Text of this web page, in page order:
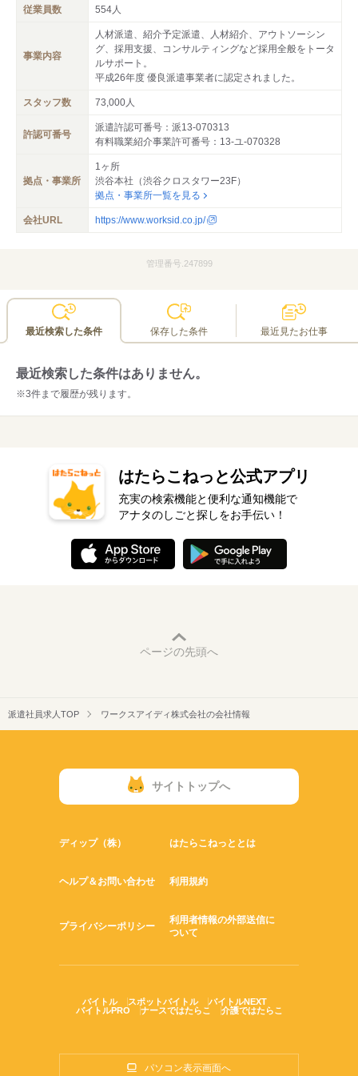
従業員数 554人
事業内容
人材派遣、紹介予定派遣、人材紹介、アウトソーシン
グ、採用支援、コンサルティングなど採用全般をトータ
ルサポート。
平成26年度 優良派遣事業者に認定されました。
スタッフ数 73,000人
許認可番号
派遣許認可番号：派13-070313
有料職業紹介事業許可番号：13-ユ-070328
拠点・事業所
1ヶ所
渋谷本社（渋谷クロスタワー23F）
拠点・事業所一覧を見る
会社URL https://www.worksid.co.jp/
管理番号.247899
最近検索した条件 保存した条件 最近見たお仕事
最近検索した条件はありません。
※3件まで履歴が残ります。
はたらこねっと公式アプリ
充実の検索機能と便利な通知機能で
アナタのしごと探しをお手伝い！
ページの先頭へ
派遣社員求人TOP ワークスアイディ株式会社の会社情報
サイトトップへ
ディップ（株） はたらこねっととは
ヘルプ＆お問い合わせ 利用規約
プライバシーポリシー
利用者情報の外部送信に
ついて
バイトル スポットバイトル
バイトルNEXT
バイトルPRO
ナースではたらこ 介護ではたらこ
パソコン表示画面へ